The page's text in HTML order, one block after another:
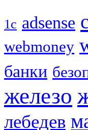
1с adsense
webmoney
банки
железо
лебедев